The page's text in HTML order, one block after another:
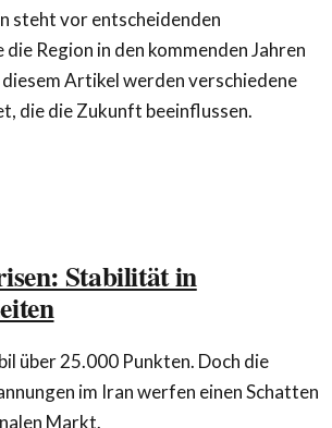
steht vor entscheidenden
Region in den kommenden Jahren
Artikel werden verschiedene
die die Zukunft beeinflussen.
Stabilität in
über 25.000 Punkten. Doch die
im Iran werfen einen Schatten
Markt.